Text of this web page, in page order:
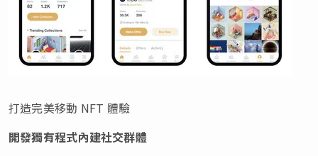
打造完美移動 NFT 體驗
開發獨有程式內建社交群體